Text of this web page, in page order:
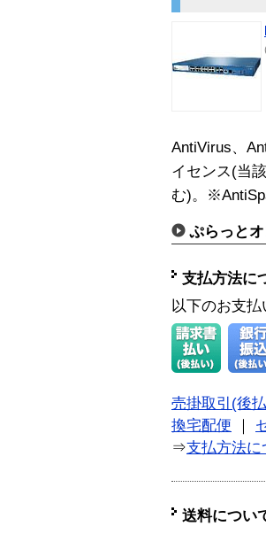
AntiVirus、
イセンス(当
む)。
ぷらっと
支払方法に
以下のお支
売掛取引(後
換宅配便
⇒支払方法に
送料につい